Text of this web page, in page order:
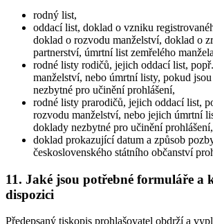
rodný list,
oddací list, doklad o vzniku
doklad o rozvodu manželství, doklad o
partnerství, úmrtní list zemřelého
rodné listy rodičů, jejich oddací list,
manželství, nebo úmrtní listy, pokud
nezbytné pro učinění prohlášení,
rodné listy prarodičů, jejich oddací list,
rozvodu manželství, nebo jejich úmrtní
doklady nezbytné pro učinění prohlášení,
doklad prokazující datum a způsob
československého státního občanství
11. Jaké jsou potřebné formuláře a
dispozici
Předepsaný tiskopis prohlašovatel obdrží a